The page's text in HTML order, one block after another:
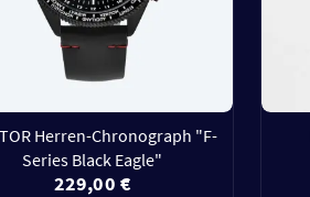
Herren-Chronograph "F-
Series Black Eagle"
229,00 €